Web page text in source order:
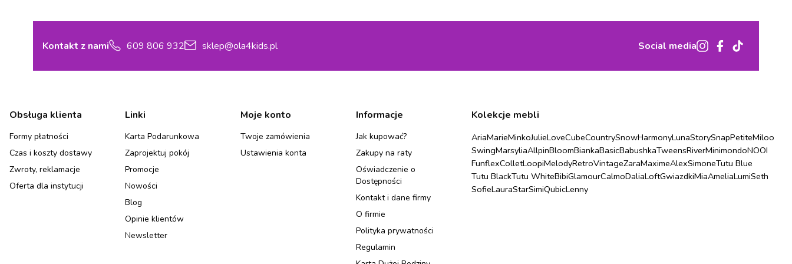
Kontakt z nami 609 806 932 sklep@ola4kids.pl Social media
Linki w stopce
Obsługa klienta
Formy płatności
Czas i koszty dostawy
Zwroty, reklamacje
Oferta dla instytucji
Linki
Karta Podarunkowa
Zaprojektuj pokój
Promocje
Nowości
Blog
Opinie klientów
Newsletter
Moje konto
Twoje zamówienia
Ustawienia konta
Informacje
Jak kupować?
Zakupy na raty
Oświadczenie o
Dostępności
Kontakt i dane firmy
O firmie
Polityka prywatności
Regulamin
Kolekcje mebli
AriaMarieMinkoJulieLoveCubeCountrySnowHarmonyLunaStorySnapPetiteMiloo
SwingMarsyliaAllpinBloomBiankaBasicBabushkaTweensRiverMinimondoNOOI
FunflexColletLoopiMelodyRetroVintageZaraMaximeAlexSimoneTutu Blue
Tutu BlackTutu WhiteBibiGlamourCalmoDaliaLoftGwiazdkiMiaAmeliaLumiSeth
SofieLauraStarSimiQubicLenny